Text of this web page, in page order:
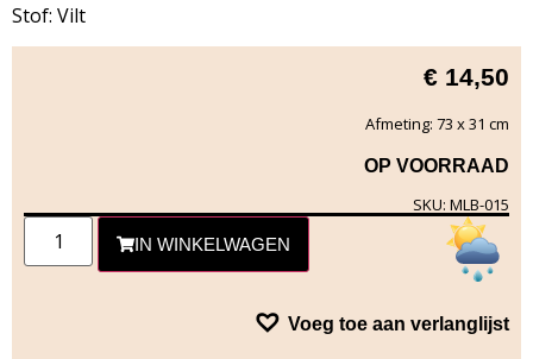
Stof: Vilt
€ 14,50
Afmeting: 73 x 31 cm
OP VOORRAAD
SKU: MLB-015
IN WINKELWAGEN
Voeg toe aan verlanglijst